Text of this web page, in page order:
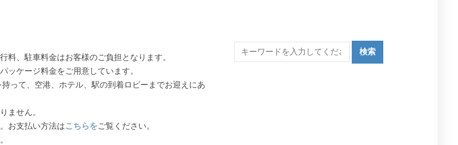
料、駐車料金はお客様のご負担となります。
ッケージ料金をご用意しています。
って、空港、ホテル、駅の到着ロビーまでお迎えにあ
ません。
お支払い方法はこちらをご覧ください。